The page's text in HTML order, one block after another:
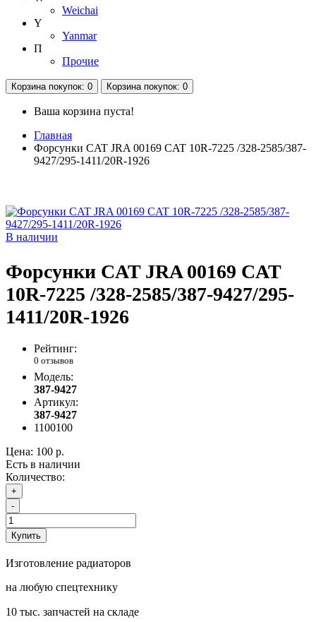
Weichai
Y
Yanmar
П
Прочие
Корзинапокупок: 0 Корзинапокупок: 0
Ваша корзина пуста!
Главная
Форсунки CAT JRA 00169 CAT 10R-7225 /328-2585/387-
9427/295-1411/20R-1926
В наличии
Форсунки CAT JRA 00169 CAT
10R-7225 /328-2585/387-9427/295-
1411/20R-1926
Рейтинг:
0 отзывов
Модель:
387-9427
Артикул:
387-9427
1100100
Цена: 100 р.
Есть в наличии
Количество:
+
-
Купить
Изготовление радиаторов
на любую спецтехнику
10 тыс. запчастей на складе